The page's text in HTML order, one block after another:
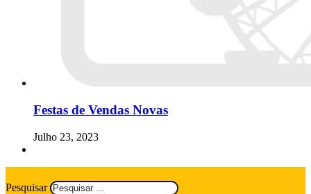
Festas de Vendas Novas
Julho 23, 2023
Pesquisar